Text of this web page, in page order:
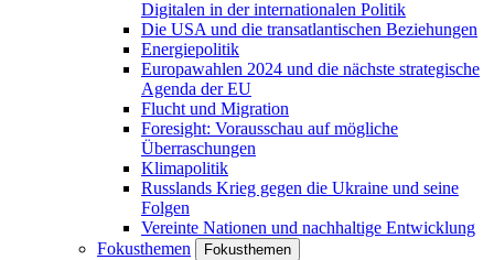
Digitalen in der internationalen Politik
Die USA und die transatlantischen Beziehungen
Energiepolitik
Europawahlen 2024 und die nächste strategische
Agenda der EU
Flucht und Migration
Foresight: Vorausschau auf mögliche
Überraschungen
Klimapolitik
Russlands Krieg gegen die Ukraine und seine
Folgen
Vereinte Nationen und nachhaltige Entwicklung
Fokusthemen
Fokusthemen